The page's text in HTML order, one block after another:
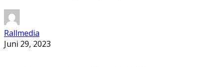
Rallmedia
Juni 29, 2023